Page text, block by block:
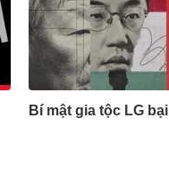
Bí mật gia tộc LG